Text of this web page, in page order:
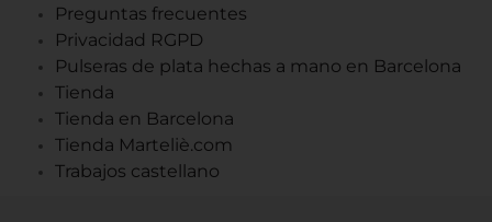
Preguntas frecuentes
Privacidad RGPD
Pulseras de plata hechas a mano en Barcelona
Tienda
Tienda en Barcelona
Tienda Marteliè.com
Trabajos castellano